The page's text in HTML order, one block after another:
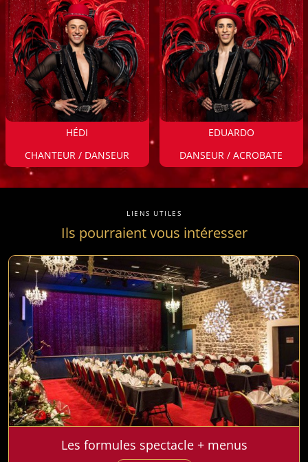
HÉDI
CHANTEUR / DANSEUR
EDUARDO
DANSEUR / ACROBATE
LIENS UTILES
Ils pourraient vous intéresser
Les formules spectacle + menus